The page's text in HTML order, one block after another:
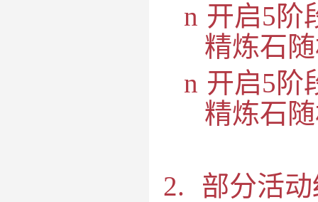
n 开启5阶
精炼石
n 开启5阶
精炼石
2.
部分活